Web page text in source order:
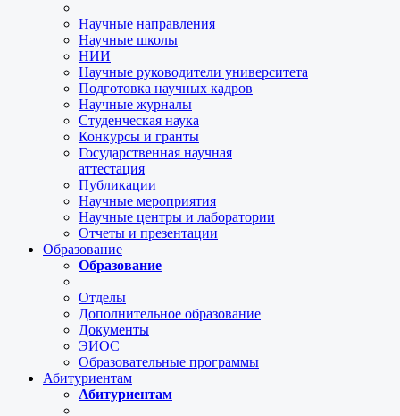
Научные направления
Научные школы
НИИ
Научные руководители университета
Подготовка научных кадров
Научные журналы
Студенческая наука
Конкурсы и гранты
Государственная научная
аттестация
Публикации
Научные мероприятия
Научные центры и лаборатории
Отчеты и презентации
Образование
Образование
Отделы
Дополнительное образование
Документы
ЭИОС
Образовательные программы
Абитуриентам
Абитуриентам